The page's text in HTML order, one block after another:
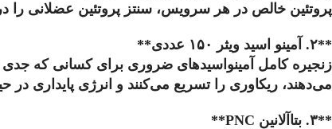
پروتئین خالص در هر سرویس، سنتز پروتئین عضلانی
**۲. آمینو اسید ویثر ۱۵۰ عددی**
می‌دهند، ریکاوری را تسریع می‌کنند و انرژی پایداری در
**۳. بتا‌آلانین PNC**